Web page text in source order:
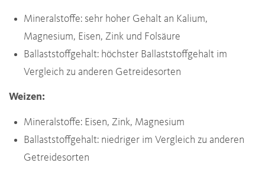
Mineralstoffe: sehr hoher Gehalt an Kalium,
Magnesium, Eisen, Zink und Folsäure
Ballaststoffgehalt: höchster Ballaststoffgehalt im
Vergleich zu anderen Getreidesorten
Weizen:
Mineralstoffe: Eisen, Zink, Magnesium
Ballaststoffgehalt: niedriger im Vergleich zu anderen
Getreidesorten